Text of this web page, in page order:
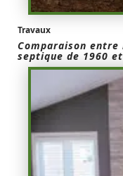
Travaux
Comparaison entre
septique de 1960